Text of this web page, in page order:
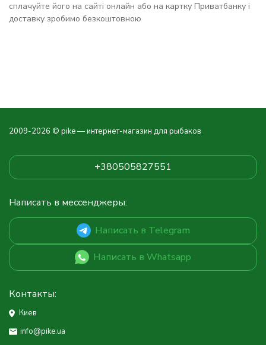
сплачуйте його на сайті онлайн або на картку Приватбанку і
доставку зробимо безкоштовною
2009-2026 © pike — интернет-магазин для рыбаков
+380505827551
Написать в мессенджеры:
Написать в Telegram
Написать в Whatsapp
Контакты:
Киев
info@pike.ua